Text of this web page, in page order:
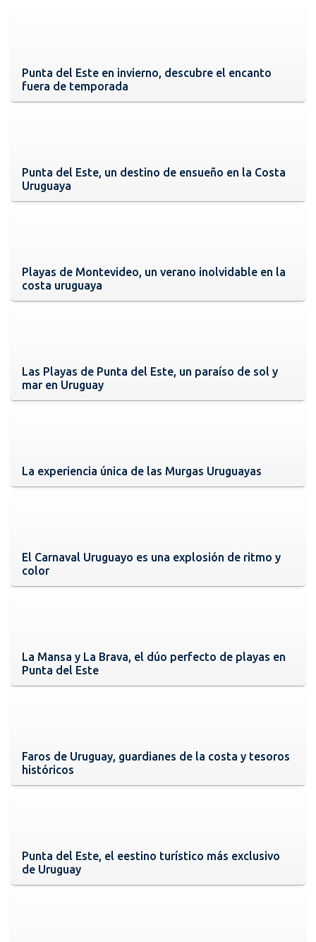
Punta del Este en invierno, descubre el encanto
fuera de temporada
Punta del Este, un destino de ensueño en la Costa
Uruguaya
Playas de Montevideo, un verano inolvidable en la
costa uruguaya
Las Playas de Punta del Este, un paraíso de sol y
mar en Uruguay
La experiencia única de las Murgas Uruguayas
El Carnaval Uruguayo es una explosión de ritmo y
color
La Mansa y La Brava, el dúo perfecto de playas en
Punta del Este
Faros de Uruguay, guardianes de la costa y tesoros
históricos
Punta del Este, el eestino turístico más exclusivo
de Uruguay